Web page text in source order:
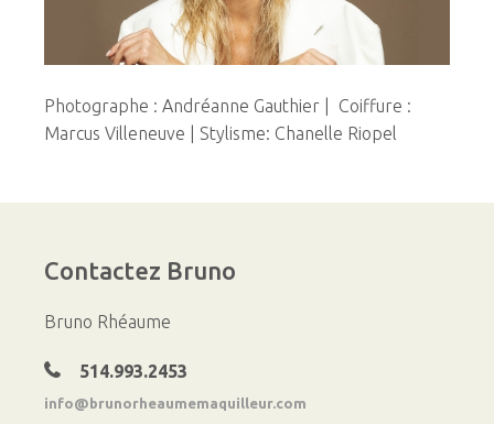
Photographe : Andréanne Gauthier | Coiffure :
Marcus Villeneuve | Stylisme: Chanelle Riopel
Contactez Bruno
Bruno Rhéaume
514.993.2453
info@brunorheaumemaquilleur.com